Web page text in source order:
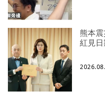
熊本
紅見